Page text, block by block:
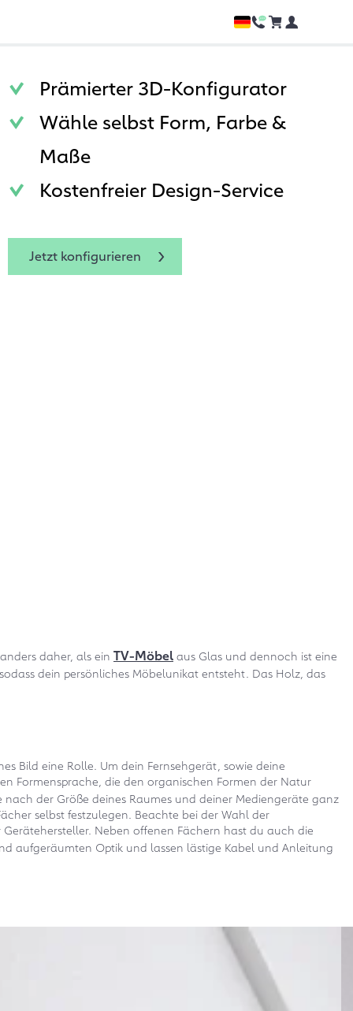
Prämierter 3D-Konfigurator
Wähle selbst Form, Farbe &
Maße
Kostenfreier Design-Service
Jetzt konfigurieren
daher, als ein TV-Möbel aus Glas und dennoch ist eine
dein persönliches Möbelunikat entsteht. Das Holz, das
Bild eine Rolle. Um dein Fernsehgerät, sowie deine
Formensprache, die den organischen Formen der Natur
der Größe deines Raumes und deiner Mediengeräte ganz
selbst festzulegen. Beachte bei der Wahl der
Neben offenen Fächern hast du auch die
aufgeräumten Optik und lassen lästige Kabel und Anleitung